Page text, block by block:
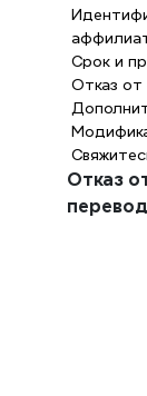
Срок и
Отказ от
Отказ
перевод